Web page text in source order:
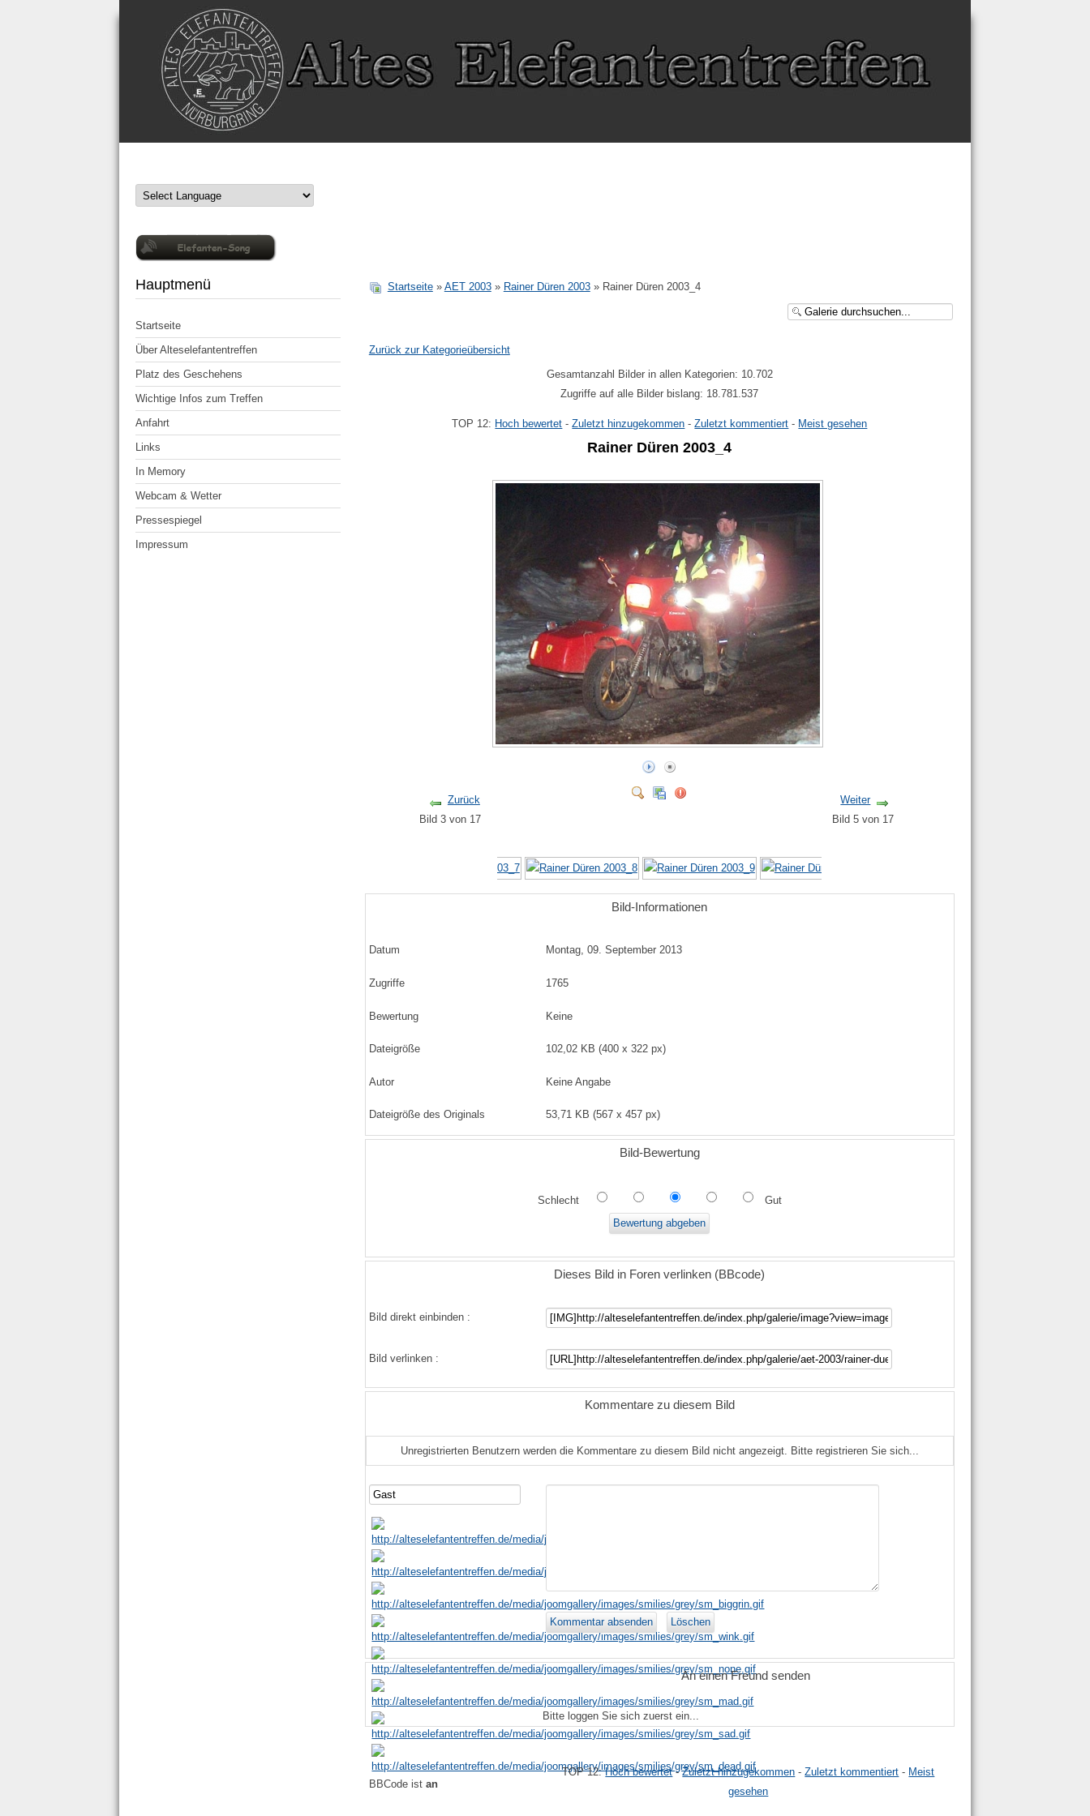
Hauptmenü
Startseite
Über Alteselefantentreffen
Platz des Geschehens
Wichtige Infos zum Treffen
Anfahrt
Links
In Memory
Webcam & Wetter
Pressespiegel
Impressum
Startseite» AET 2003» Rainer Düren 2003» Rainer Düren 2003_4
Zurück zur Kategorieübersicht
Gesamtanzahl Bilder in allen Kategorien: 10.702
Zugriffe auf alle Bilder bislang: 18.781.537
TOP 12: Hoch bewertet -Zuletzt hinzugekommen -Zuletzt kommentiert - Meist gesehen
Rainer Düren 2003_4
Zurück
Bild 3 von 17
Weiter
Bild 5 von 17
Bild-Informationen
Datum Montag, 09. September 2013
Zugriffe 1765
Bewertung Keine
Dateigröße 102,02 KB (400 x 322 px)
Autor Keine Angabe
Dateigröße des Originals 53,71 KB (567 x 457 px)
Bild-Bewertung
Schlecht Gut
Dieses Bild in Foren verlinken (BBcode)
Bild direkt einbinden :
Bild verlinken :
Kommentare zu diesem Bild
Unregistrierten Benutzern werden die Kommentare zu diesem Bild nicht angezeigt. Bitte registrieren Sie sich...
BBCode ist an
An einen Freund senden
Bitte loggen Sie sich zuerst ein...
TOP 12:Hoch bewertet-Zuletzt hinzugekommen -Zuletzt kommentiert - Meist
gesehen